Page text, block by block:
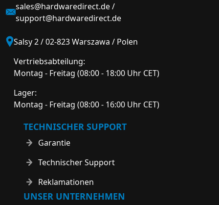
sales@hardwaredirect.de/
support@hardwaredirect.de
Salsy 2 / 02-823 Warszawa / Polen
Vertriebsabteilung:
Montag - Freitag (08:00 - 18:00 Uhr CET)
Lager:
Montag - Freitag (08:00 - 16:00 Uhr CET)
TECHNISCHER SUPPORT
Garantie
Technischer Support
Reklamationen
UNSER UNTERNEHMEN